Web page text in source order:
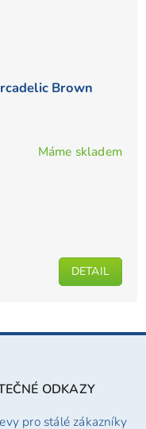
Brown
Máme skladem
DETAIL
ODKAZY
pro stálé zákazníky